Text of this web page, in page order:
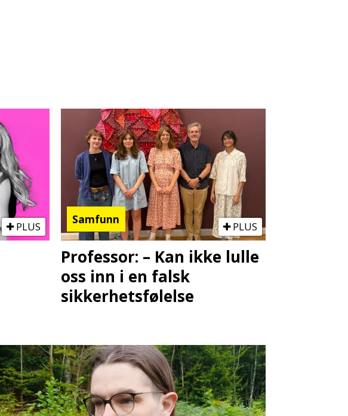
PLUS
Samfunn
PLUS
Professor: – Kan ikke lulle
oss inn i en falsk
sikkerhetsfølelse